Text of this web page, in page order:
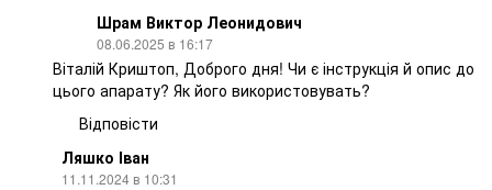
Шрам Виктор Леонидович
08.06.2025 в 16:17
Віталій Криштоп, Доброго дня! Чи є інструкція й опис до
цього апарату? Як його використовувать?
Відповісти
Ляшко Іван
11.11.2024 в 10:31